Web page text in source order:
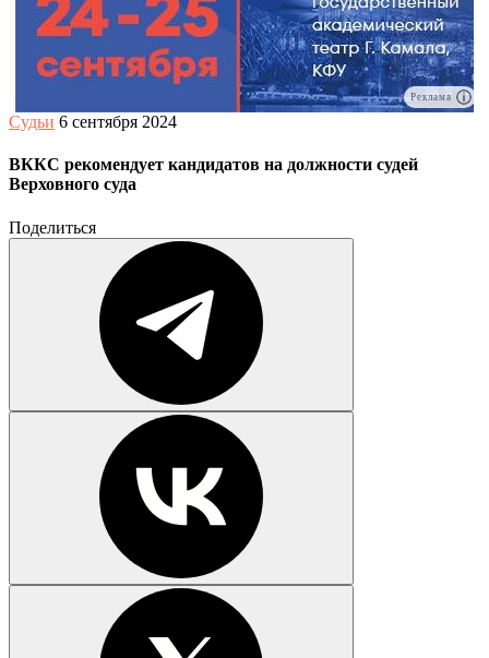
Реклама
Судьи 6 сентября 2024
ВККС рекомендует кандидатов на должности судей
Верховного суда
Поделиться